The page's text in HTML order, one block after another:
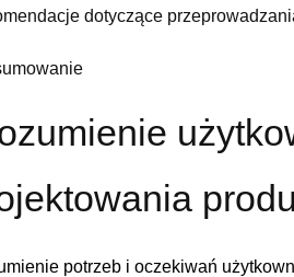
dotyczące
potrzeb ⁤i oczekiwań‌